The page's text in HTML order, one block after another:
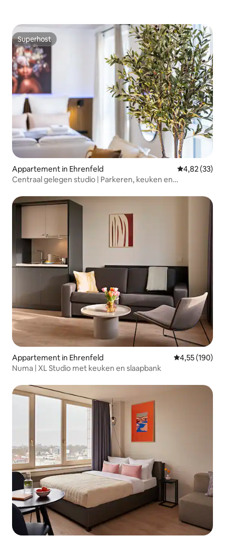
Superhost
Superhost
Appartement in Ehrenfeld Gemiddelde
4,82 (33)
Centraal gelegen studio | Parkeren, keuken en
Appartement in Ehrenfeld Gemiddelde
4,55 (190)
Numa | XL Studio met keuken en slaapbank